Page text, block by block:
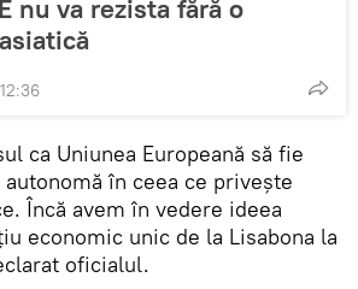
nu va rezista fără o
ca Uniunea Europeană să fie
în ceea ce privește
Încă avem în vedere ideea
economic unic de la Lisabona la
oficialul.